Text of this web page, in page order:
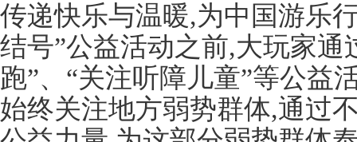
传递快乐与温暖,为中国游乐
结号”公益活动之前,大玩家通
跑”、“关注听障儿童”等公益
始终关注地方弱势群体,通过